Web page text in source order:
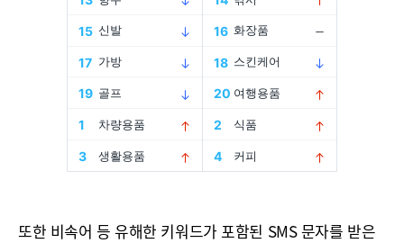
또한 비속어 등 유해한 키워드가 포함된 SMS 문자를 받은